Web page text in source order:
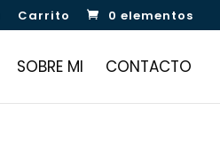
Carrito 0 elementos
SOBRE MI CONTACTO